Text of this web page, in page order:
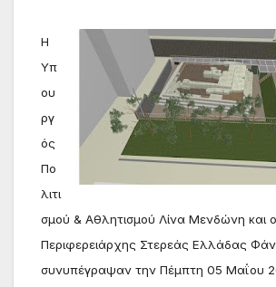
Η
Υπ
ου
ργ
ός
Πο
λιτι
σμού & Αθλητισμού Λίνα Μενδώνη και ο
Περιφερειάρχης Στερεάς Ελλάδας
συνυπέγραψαν την Πέμπτη 05 Μαΐου